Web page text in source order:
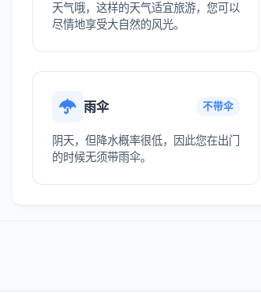
天气哦，这样的天气适宜旅游，您可以
尽情地享受大自然的风光。
雨伞 不带伞
阴天，但降水概率很低，因此您在出门
的时候无须带雨伞。